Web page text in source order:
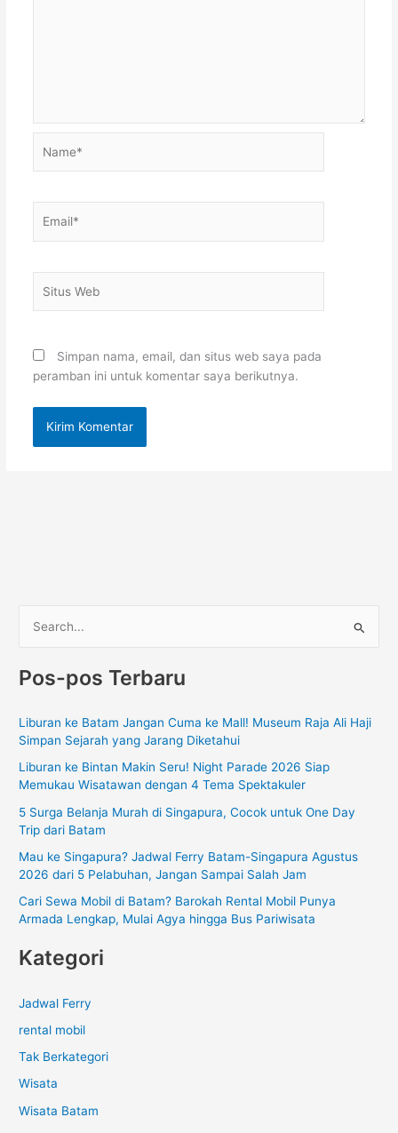
Web
Simpan nama, email, dan situs web saya pada
peramban ini untuk komentar saya berikutnya.
r
u
n
t
Pos-pos Terbaru
Liburan ke Batam Jangan Cuma ke Mall! Museum Raja Ali Haji
Simpan Sejarah yang Jarang Diketahui
Liburan ke Bintan Makin Seru! Night Parade 2026 Siap
Memukau Wisatawan dengan 4 Tema Spektakuler
5 Surga Belanja Murah di Singapura, Cocok untuk One Day
Trip dari Batam
Mau ke Singapura? Jadwal Ferry Batam-Singapura Agustus
2026 dari 5 Pelabuhan, Jangan Sampai Salah Jam
Cari Sewa Mobil di Batam? Barokah Rental Mobil Punya
Armada Lengkap, Mulai Agya hingga Bus Pariwisata
Kategori
Jadwal Ferry
rental mobil
Tak Berkategori
Wisata
Wisata Batam